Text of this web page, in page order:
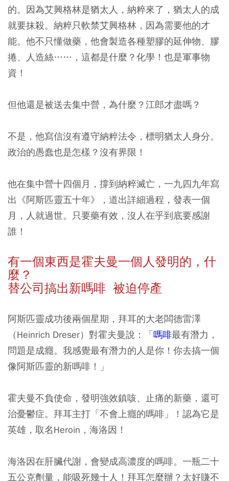
的。因為艾興格林是猶太人，納粹來了，猶太人的成
就要抹殺。納粹只軟禁艾興格林，因為需要他的才
能。他不只懂做藥，他會製造各種塑膠的延伸物、膠
捲、人造絲……，這都是什麼？化學！也是軍事物
資！
但他還是被送去集中營，為什麼？江郎才盡嗎？
不是，他寫信沒有遵守納粹法令，標明猶太人身分。
政治的愚蠢也是怎樣？沒有界限！
他在集中營十四個月，撐到納粹滅亡，一九四九年寫
出《阿斯匹靈五十年》，道出詳細過程，發表一個
月，人就過世。只要藥有效，沒人在乎到底要感謝
誰！
有一個東西是霍夫曼一個人發明的，什
麼？
替公司搞出新嗎啡 被迫停產
阿斯匹靈成功後兩個星期，拜耳的大老闆德雷澤
（Heinrich Dreser）對霍夫曼說：「嗎啡最有潛力，
問題是成癮。我感覺最有潛力的人是你！你去搞一個
像阿斯匹靈的新嗎啡！」
霍夫曼不負使命，發明強效鎮咳、止痛的新藥，還可
治憂鬱症。拜耳主打「不會上癮的嗎啡」！認為它是
英雄，取名Heroin，海洛因！
海洛因在肝臟代謝，會變成高濃度的嗎啡。一瓶二十
五公克劑量，能吸死幾十人！拜耳怎麼辦？太好賺不